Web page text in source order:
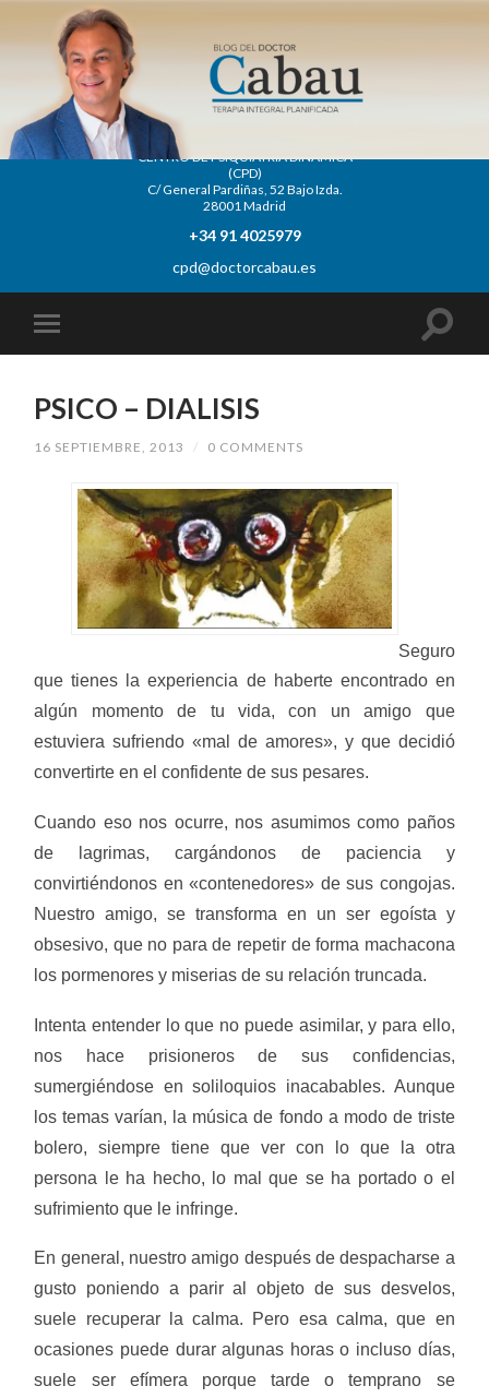
CENTRO DE PSIQUIATRÍA DINÁMICA
(CPD)
C/ General Pardiñas, 52 Bajo Izda.
28001 Madrid
+34 91 4025979
cpd@doctorcabau.es
PSICO – DIALISIS
16 SEPTIEMBRE, 2013 / 0 COMMENTS
Seguro
que tienes la experiencia de haberte encontrado en
algún momento de tu vida, con un amigo que
estuviera sufriendo «mal de amores», y que decidió
convertirte en el confidente de sus pesares.
Cuando eso nos ocurre, nos asumimos como paños
de lagrimas, cargándonos de paciencia y
convirtiéndonos en «contenedores» de sus congojas.
Nuestro amigo, se transforma en un ser egoísta y
obsesivo, que no para de repetir de forma machacona
los pormenores y miserias de su relación truncada.
Intenta entender lo que no puede asimilar, y para ello,
nos hace prisioneros de sus confidencias,
sumergiéndose en soliloquios inacabables. Aunque
los temas varían, la música de fondo a modo de triste
bolero, siempre tiene que ver con lo que la otra
persona le ha hecho, lo mal que se ha portado o el
sufrimiento que le infringe.
En general, nuestro amigo después de despacharse a
gusto poniendo a parir al objeto de sus desvelos,
suele recuperar la calma. Pero esa calma, que en
ocasiones puede durar algunas horas o incluso días,
suele ser efímera porque tarde o temprano se